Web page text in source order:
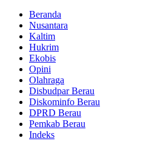
Beranda
Nusantara
Kaltim
Hukrim
Ekobis
Opini
Olahraga
Disbudpar Berau
Diskominfo Berau
DPRD Berau
Pemkab Berau
Indeks